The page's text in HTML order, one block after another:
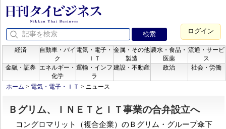
ログイン
経済
自動車・バイ
ク
電気・電子・
ＩＴ
金属・その他
製造
農水・食品・
医薬
流通・サービ
ス
金融・証券
エネルギー・
化学
運輸・インフ
ラ
建設・不動産 政治 社会・労働
ホーム > 電気・電子・ＩＴ > ニュース
Ｂグリム、ＩＮＥＴとＩＴ事業の合弁設立へ
コングロマリット（複合企業）のＢグリム・グループ傘下